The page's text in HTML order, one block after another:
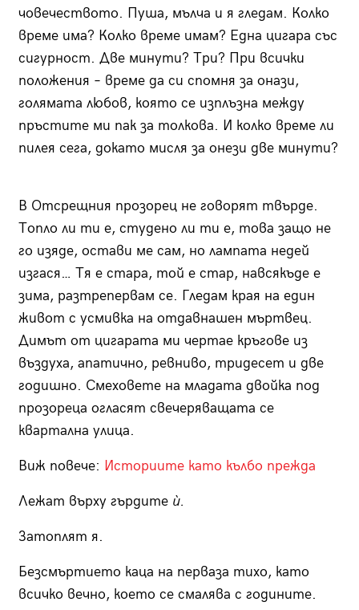
човечеството. Пуша, мълча и я гледам. Колко
време има? Колко време имам? Една цигара със
сигурност. Две минути? Три? При всички
положения – време да си спомня за онази,
голямата любов, която се изплъзна между
пръстите ми пак за толкова. И колко време ли
пилея сега, докато мисля за онези две минути?
В Отсрещния прозорец не говорят твърде.
Топло ли ти е, студено ли ти е, това защо не
го изяде, остави ме сам, но лампата недей
изгася… Тя е стара, той е стар, навсякъде е
зима, разтрепервам се. Гледам края на един
живот с усмивка на отдавнашен мъртвец.
Димът от цигарата ми чертае кръгове из
въздуха, апатично, ревниво, тридесет и две
годишно. Смеховете на младата двойка под
прозореца огласят свечеряващата се
квартална улица.
Виж повече: Историите като кълбо прежда
Лежат върху гърдите ѝ.
Затоплят я.
Безсмъртието каца на перваза тихо, като
всичко вечно, което се смалява с годините.